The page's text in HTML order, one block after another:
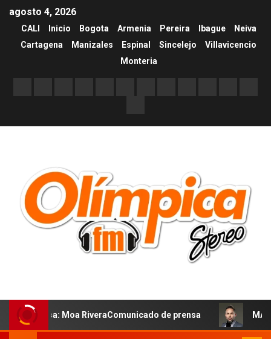
agosto 4, 2026
CALI Inicio Bogota Armenia Pereira Ibague
Neiva
Cartagena
Manizales Espinal Sincelejo
Villavicencio
Monteria
Moa RiveraComunicado de prensa MARCOS